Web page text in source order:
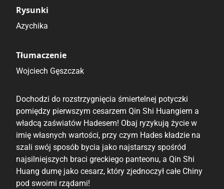
Rysunki
Azychika
Tłumaczenie
Wojciech Gęszczak
Dochodzi do rozstrzygnięcia śmiertelnej potyczki
pomiędzy pierwszym cesarzem Qin Shi Huangiem a
władcą zaświatów Hadesem! Obaj ryzykują życie w
imię własnych wartości, przy czym Hades kładzie na
szali swój sposób bycia jako najstarszy spośród
najsilniejszych braci greckiego panteonu, a Qin Shi
Huang dumę jako cesarz, który zjednoczył całe Chiny
pod swoimi rządami!